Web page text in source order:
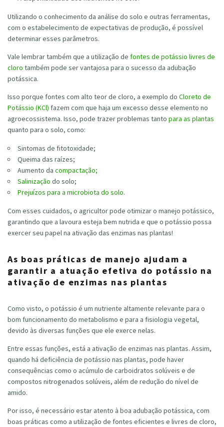
Utilizando o conhecimento da análise do solo e outras ferramentas,
com o estabelecimento de expectativas de produção, é possível
determinar esses parâmetros.
Vale lembrar também que a utilização de fontes de potássio livres de
cloro também pode ser vantajosa para o sucesso da adubação
potássica.
Isso porque fontes com alto teor de cloro, a exemplo do Cloreto de
Potássio (KCl) fazem com que haja um excesso desse elemento no
agroecossistema. Isso, pode trazer problemas tanto para as plantas
quanto para o solo, como:
Sintomas de fitotoxidade;
Queima das raízes;
Aumento da compactação;
Salinização do solo;
Prejuízos para a microbiota do solo.
Com esses cuidados, o agricultor pode otimizar o manejo potássico,
garantindo que a lavoura esteja bem nutrida e que o potássio possa
exercer seu papel na ativação das enzimas nas plantas!
As boas práticas de manejo ajudam a
garantir a atuação efetiva do potássio na
ativação de enzimas nas plantas
Como visto, o potássio é um nutriente altamente relevante para o
bom funcionamento do metabolismo e para a fisiologia vegetal,
devido às diversas funções que ele exerce nelas.
Entre essas funções, está a ativação de enzimas nas plantas. Assim,
quando há deficiência de potássio nas plantas, pode haver
consequências como o acúmulo de carboidratos solúveis e de
compostos nitrogenados solúveis, além de redução do nível de
amido.
Por isso, é necessário estar atento à boa adubação potássica, com
boas práticas como a utilização de fontes eficientes e livres de cloro,